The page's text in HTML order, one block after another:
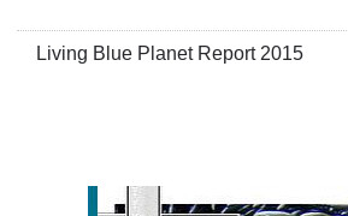
Living Blue Planet Report 2015